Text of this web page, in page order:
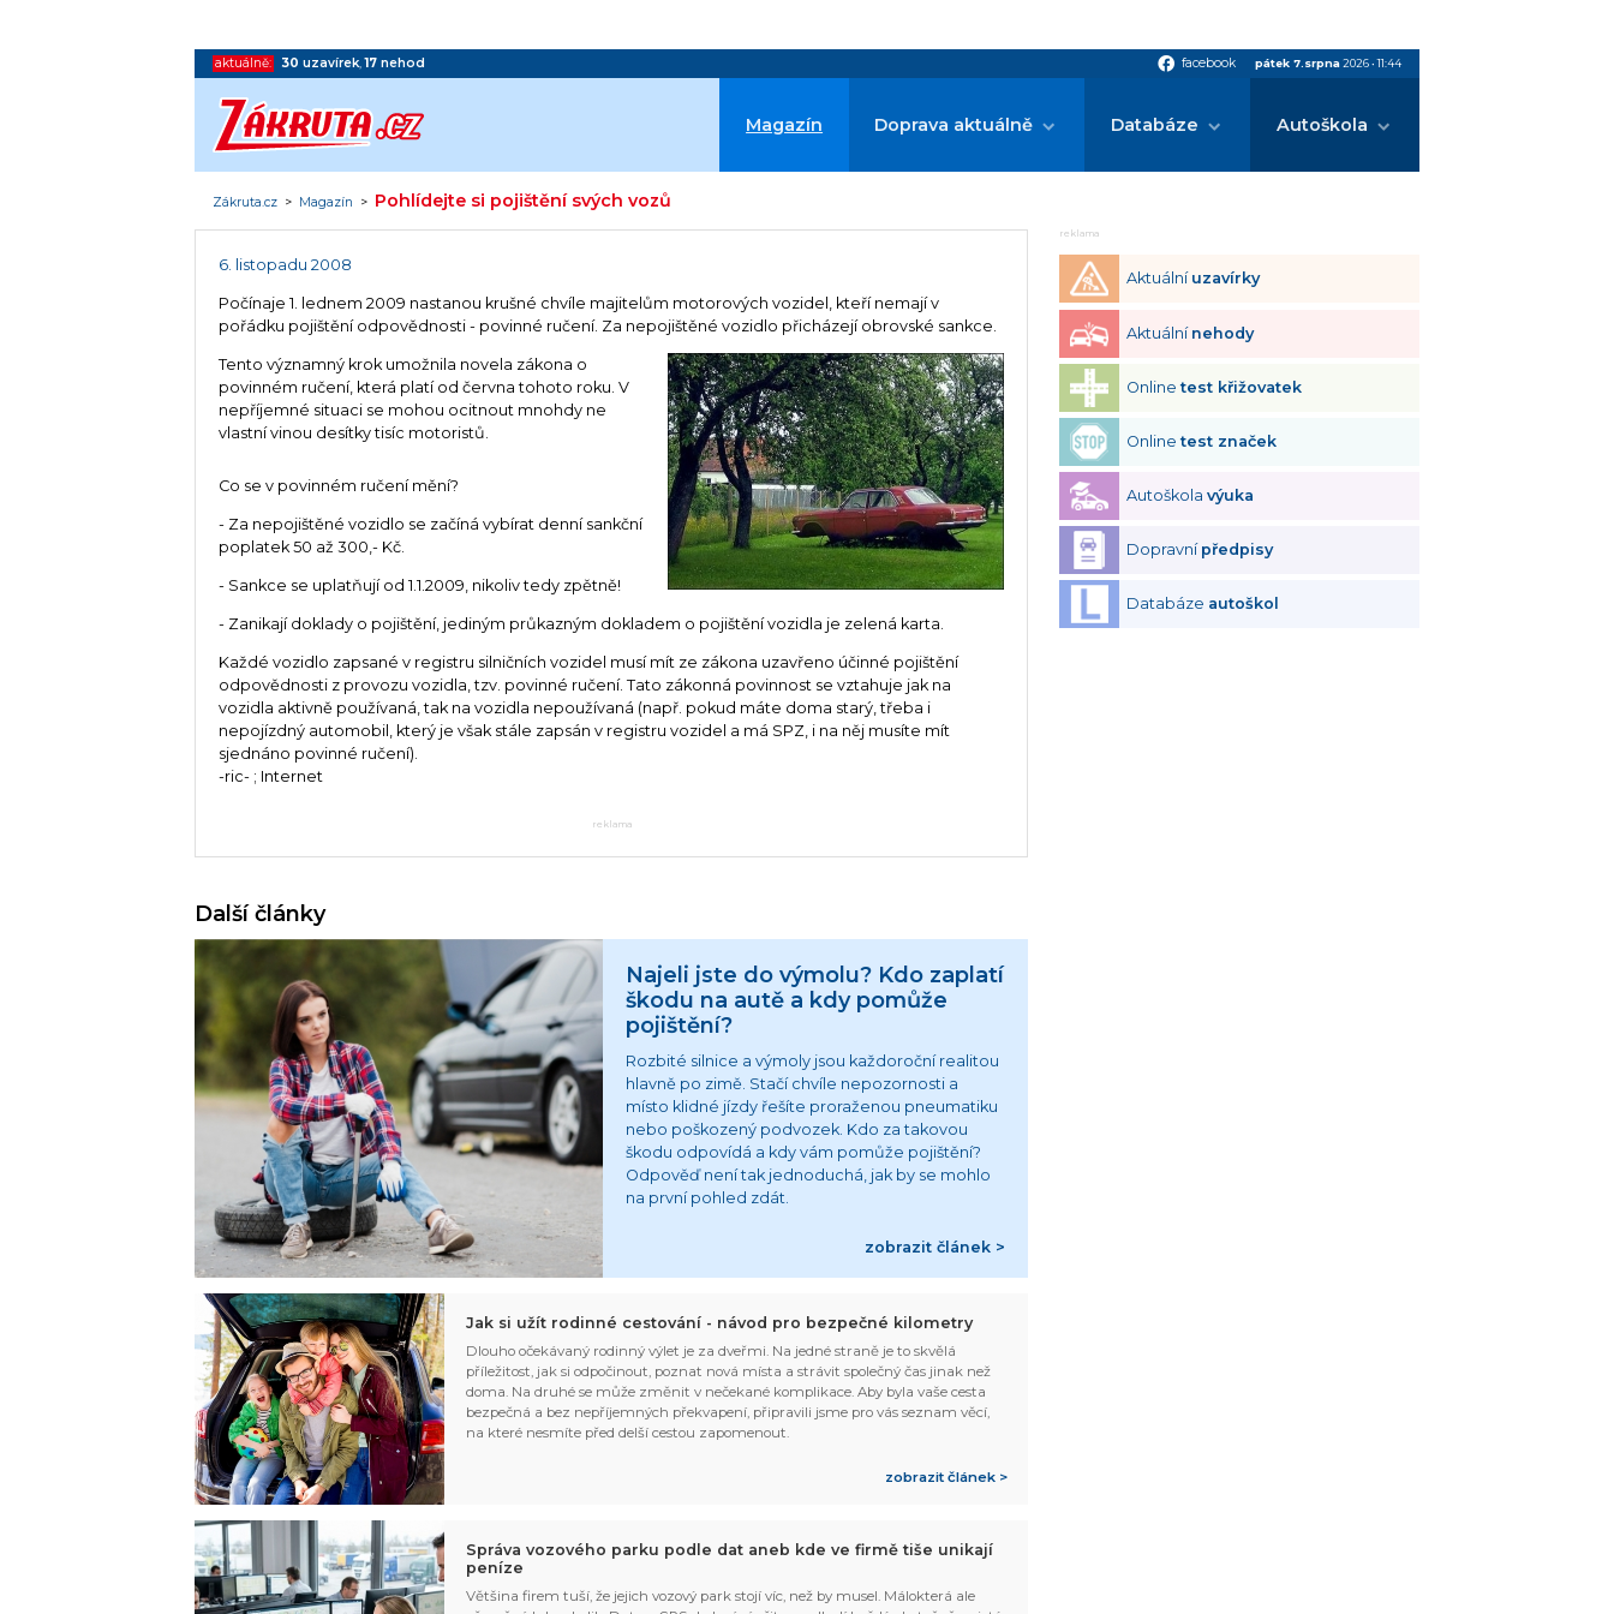
aktuálně: 30 uzavírek,17 nehod facebook facebook pátek 7.srpna 2026•11:44
Magazín Doprava aktuálně Databáze Autoškola
Zákruta.cz > Magazín > Pohlídejte si pojištění svých vozů
6. listopadu 2008
Počínaje 1. lednem 2009 nastanou krušné chvíle majitelům motorových vozidel, kteří nemají v
pořádku pojištění odpovědnosti - povinné ručení. Za nepojištěné vozidlo přicházejí obrovské sankce.
Tento významný krok umožnila novela zákona o
povinném ručení, která platí od června tohoto roku. V
nepříjemné situaci se mohou ocitnout mnohdy ne
vlastní vinou desítky tisíc motoristů.
Co se v povinném ručení mění?
- Za nepojištěné vozidlo se začíná vybírat denní sankční
poplatek 50 až 300,- Kč.
- Sankce se uplatňují od 1.1.2009, nikoliv tedy zpětně!
- Zanikají doklady o pojištění, jediným průkazným dokladem o pojištění vozidla je zelená karta.
Každé vozidlo zapsané v registru silničních vozidel musí mít ze zákona uzavřeno účinné pojištění
odpovědnosti z provozu vozidla, tzv. povinné ručení. Tato zákonná povinnost se vztahuje jak na
vozidla aktivně používaná, tak na vozidla nepoužívaná (např. pokud máte doma starý, třeba i
nepojízdný automobil, který je však stále zapsán v registru vozidel a má SPZ, i na něj musíte mít
sjednáno povinné ručení).
-ric- ; Internet
reklama
Další články
Najeli jste do výmolu? Kdo zaplatí
škodu na autě a kdy pomůže
pojištění?
Rozbité silnice a výmoly jsou každoroční realitou
hlavně po zimě. Stačí chvíle nepozornosti a
místo klidné jízdy řešíte proraženou pneumatiku
nebo poškozený podvozek. Kdo za takovou
škodu odpovídá a kdy vám pomůže pojištění?
Odpověď není tak jednoduchá, jak by se mohlo
na první pohled zdát.
zobrazit článek >
Jak si užít rodinné cestování - návod pro bezpečné kilometry
Dlouho očekávaný rodinný výlet je za dveřmi. Na jedné straně je to skvělá
příležitost, jak si odpočinout, poznat nová místa a strávit společný čas jinak než
doma. Na druhé se může změnit v nečekané komplikace. Aby byla vaše cesta
bezpečná a bez nepříjemných překvapení, připravili jsme pro vás seznam věcí,
na které nesmíte před delší cestou zapomenout.
zobrazit článek >
Správa vozového parku podle dat aneb kde ve firmě tiše unikají
peníze
Většina firem tuší, že jejich vozový park stojí víc, než by musel. Málokterá ale
reklama
Aktuální uzavírky
Aktuální nehody
Onlinetest křižovatek
Onlinetest značek
Autoškolavýuka
Dopravní předpisy
Databáze autoškol